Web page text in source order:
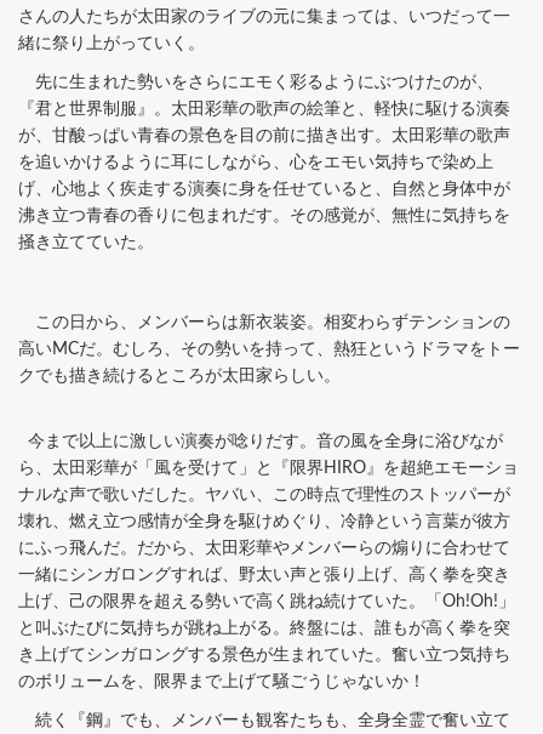
さんの人たちが太田家のライブの元に集まっては、いつだって一
緒に祭り上がっていく。
先に生まれた勢いをさらにエモく彩るようにぶつけたのが、
『君と世界制服』。太田彩華の歌声の絵筆と、軽快に駆ける演奏
が、甘酸っぱい青春の景色を目の前に描き出す。太田彩華の歌声
を追いかけるように耳にしながら、心をエモい気持ちで染め上
げ、心地よく疾走する演奏に身を任せていると、自然と身体中が
沸き立つ青春の香りに包まれだす。その感覚が、無性に気持ちを
掻き立てていた。
この日から、メンバーらは新衣装姿。相変わらずテンションの
高いMCだ。むしろ、その勢いを持って、熱狂というドラマをトー
クでも描き続けるところが太田家らしい。
今まで以上に激しい演奏が唸りだす。音の風を全身に浴びなが
ら、太田彩華が「風を受けて」と『限界HIRO』を超絶エモーショ
ナルな声で歌いだした。ヤバい、この時点で理性のストッパーが
壊れ、燃え立つ感情が全身を駆けめぐり、冷静という言葉が彼方
にふっ飛んだ。だから、太田彩華やメンバーらの煽りに合わせて
一緒にシンガロングすれば、野太い声と張り上げ、高く拳を突き
上げ、己の限界を超える勢いで高く跳ね続けていた。「Oh!Oh!」
と叫ぶたびに気持ちが跳ね上がる。終盤には、誰もが高く拳を突
き上げてシンガロングする景色が生まれていた。奮い立つ気持ち
のボリュームを、限界まで上げて騒ごうじゃないか！
続く『鋼』でも、メンバーも観客たちも、全身全霊で奮い立て